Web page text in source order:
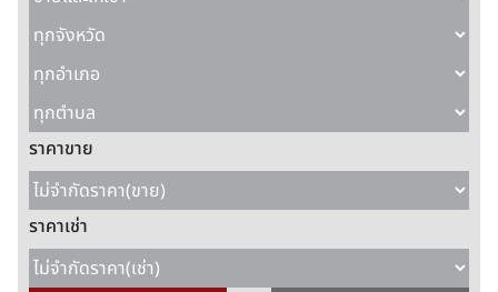
ราคาขาย
ราคาเช่า